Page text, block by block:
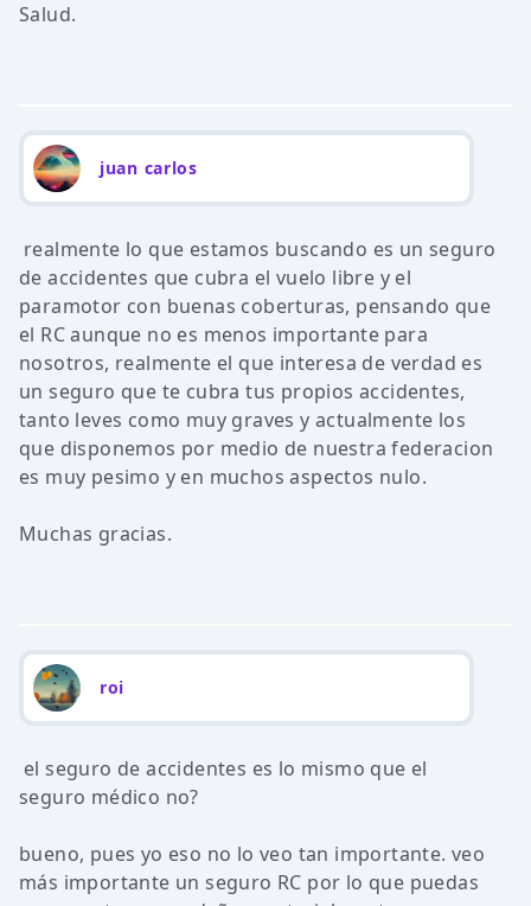
Salud.
juan carlos
realmente lo que estamos buscando es un seguro
de accidentes que cubra el vuelo libre y el
paramotor con buenas coberturas, pensando que
el RC aunque no es menos importante para
nosotros, realmente el que interesa de verdad es
un seguro que te cubra tus propios accidentes,
tanto leves como muy graves y actualmente los
que disponemos por medio de nuestra federacion
es muy pesimo y en muchos aspectos nulo.
Muchas gracias.
roi
el seguro de accidentes es lo mismo que el
seguro médico no?
bueno, pues yo eso no lo veo tan importante. veo
más importante un seguro RC por lo que puedas